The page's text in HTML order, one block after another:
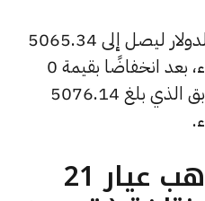
كما انخفض سعر الأونصة بالدولار ليصل إلى 5065.34
جنيهًا للبيع و0 جنيهًا للشراء، بعد انخفاضًا بقيمة 0
جنيهات مقارنة بالسعر السابق الذي بلغ 5076.14
ما هو سعر الذهب عيار 21